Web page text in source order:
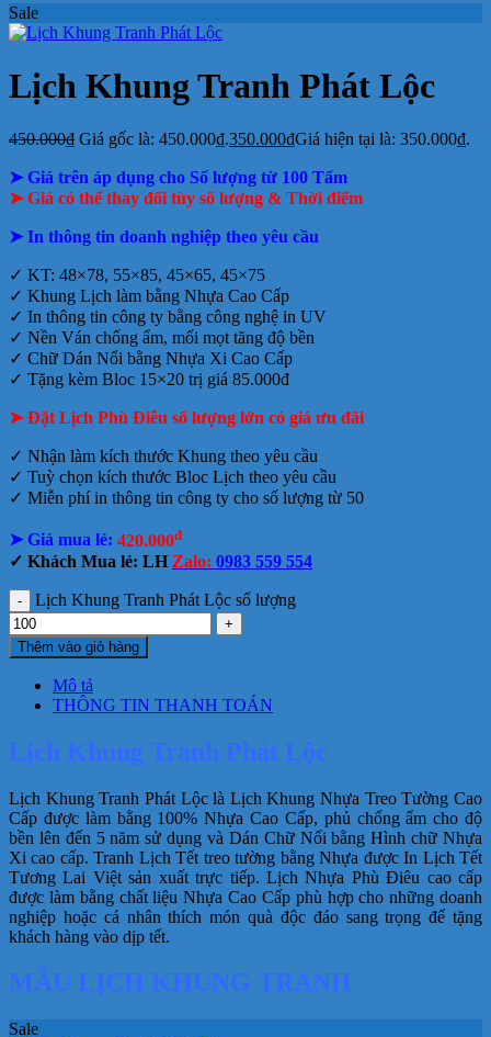
Sale
Lịch Khung Tranh Phát Lộc
450.000₫ Giá gốc là: 450.000₫.350.000₫Giá hiện tại là: 350.000₫.
➤ Giá trên áp dụng cho Số lượng từ 100 Tấm
➤ Giá có thể thay đổi tùy số lượng & Thời điểm
➤ In thông tin doanh nghiệp theo yêu cầu
✓ KT: 48×78, 55×85, 45×65, 45×75
✓ Khung Lịch làm bằng Nhựa Cao Cấp
✓ In thông tin công ty bằng công nghệ in UV
✓ Nền Ván chống ẩm, mối mọt tăng độ bền
✓ Chữ Dán Nổi bằng Nhựa Xi Cao Cấp
✓ Tặng kèm Bloc 15×20 trị giá 85.000đ
➤ Đặt Lịch Phù Điêu số lượng lớn có giá ưu đãi
✓ Nhận làm kích thước Khung theo yêu cầu
✓ Tuỳ chọn kích thước Bloc Lịch theo yêu cầu
✓ Miễn phí in thông tin công ty cho số lượng từ 50
➤ Giá mua lẻ: 420.000đ
✓ Khách Mua lẻ: LH Zalo: 0983 559 554
Lịch Khung Tranh Phát Lộc số lượng
Thêm vào giỏ hàng
Mô tả
THÔNG TIN THANH TOÁN
Lịch Khung Tranh Phát Lộc
Lịch Khung Tranh Phát Lộc là Lịch Khung Nhựa Treo Tường Cao
Cấp được làm bằng 100% Nhựa Cao Cấp, phủ chống ẩm cho độ
bền lên đến 5 năm sử dụng và Dán Chữ Nổi bằng Hình chữ Nhựa
Xi cao cấp. Tranh Lịch Tết treo tường bằng Nhựa được In Lịch Tết
Tương Lai Việt sản xuất trực tiếp. Lịch Nhựa Phù Điêu cao cấp
được làm bằng chất liệu Nhựa Cao Cấp phù hợp cho những doanh
nghiệp hoặc cá nhân thích món quà độc đáo sang trọng để tặng
khách hàng vào dịp tết.
MẪU LỊCH KHUNG TRANH
Sale